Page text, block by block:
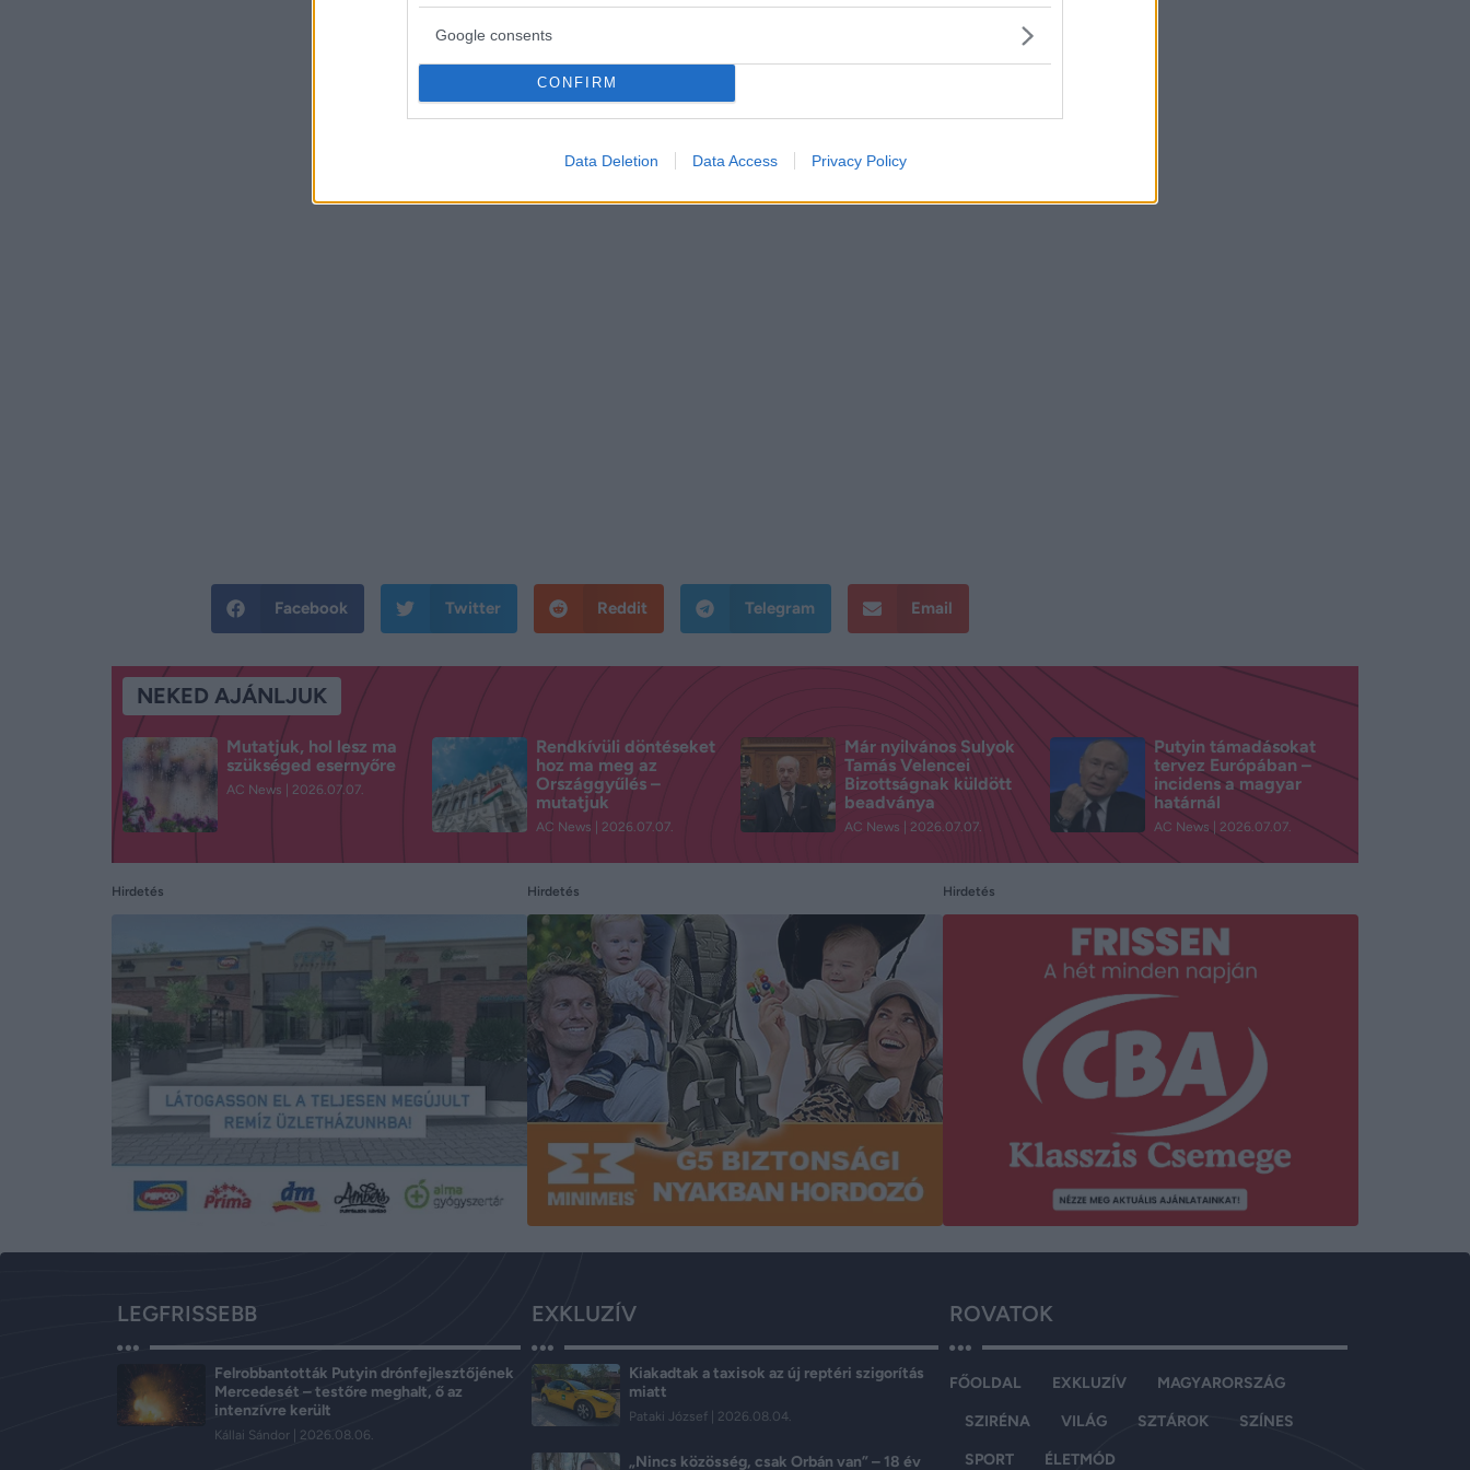
Google consents
CONFIRM
Data Deletion Data Access Privacy Policy
Facebook Twitter Reddit Telegram Email
NEKED AJÁNLJUK
Mutatjuk, hol lesz ma
szükséged esernyőre
AC News 2026.07.07.
Rendkívüli döntéseket
hoz ma meg az
Országgyűlés –
mutatjuk
AC News 2026.07.07.
Már nyilvános Sulyok
Tamás Velencei
Bizottságnak küldött
beadványa
AC News 2026.07.07.
Putyin támadásokat
tervez Európában –
incidens a magyar
határnál
AC News 2026.07.07.
Hirdetés Hirdetés Hirdetés
LEGFRISSEBB
Felrobbantották Putyin drónfejlesztőjének
Mercedesét – testőre meghalt, ő az
intenzívre került
Kállai Sándor 2026.08.06.
EXKLUZÍV
Kiakadtak a taxisok az új reptéri szigorítás
miatt
Pataki József 2026.08.04.
„Nincs közösség, csak Orbán van” – 18 év
ROVATOK
FŐOLDAL EXKLUZÍV MAGYARORSZÁG
SZIRÉNA VILÁG SZTÁROK SZÍNES
SPORT ÉLETMÓD